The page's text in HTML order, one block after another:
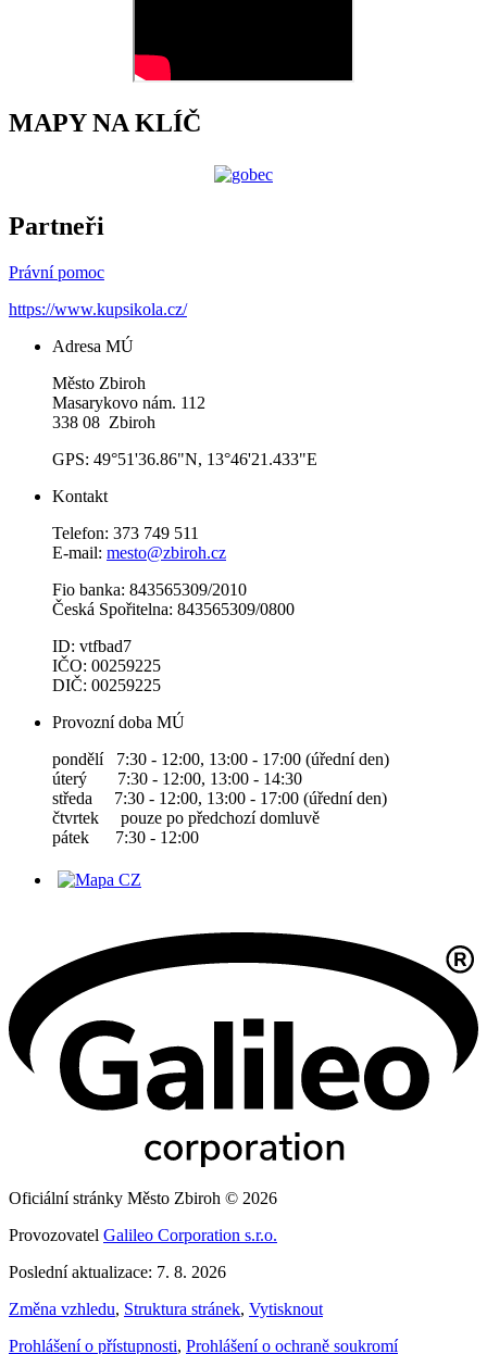
MAPY NA KLÍČ
Partneři
Právní pomoc
https://www.kupsikola.cz/
Adresa MÚ
Město Zbiroh
Masarykovo nám. 112
338 08 Zbiroh
GPS: 49°51'36.86"N, 13°46'21.433"E
Kontakt
Telefon: 373 749 511
E-mail: mesto@zbiroh.cz
Fio banka: 843565309/2010
Česká Spořitelna: 843565309/0800
ID: vtfbad7
IČO: 00259225
DIČ: 00259225
Provozní doba MÚ
pondělí 7:30 - 12:00, 13:00 - 17:00 (úřední den)
úterý 7:30 - 12:00, 13:00 - 14:30
středa 7:30 - 12:00, 13:00 - 17:00 (úřední den)
čtvrtek pouze po předchozí domluvě
pátek 7:30 - 12:00
Oficiální stránky Město Zbiroh © 2026
Provozovatel Galileo Corporation s.r.o.
Poslední aktualizace: 7. 8. 2026
Změna vzhledu, Struktura stránek, Vytisknout
Prohlášení o přístupnosti, Prohlášení o ochraně soukromí